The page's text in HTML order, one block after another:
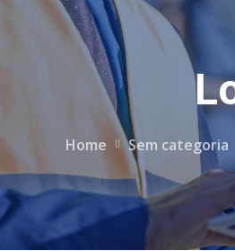
Home Sem categoria